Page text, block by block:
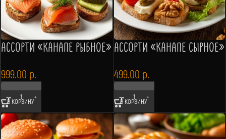
АССОРТИ «КАНАПЕ РЫБНОЕ»
999.00 р.
В КОРЗИНУ
АССОРТИ «КАНАПЕ СЫРНОЕ»
499.00 р.
В КОРЗИНУ